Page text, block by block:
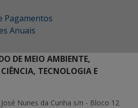
Pagamentos
Anuais
DE MEIO AMBIENTE,
TECNOLOGIA E
Nunes da Cunha s/n - Bloco 12